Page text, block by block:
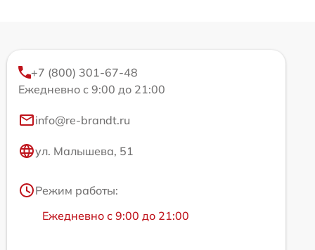
+7 (800) 301-67-48
Ежедневно с 9:00 до 21:00
info@re-brandt.ru
ул. Малышева, 51
Режим работы:
Ежедневно с 9:00 до 21:00